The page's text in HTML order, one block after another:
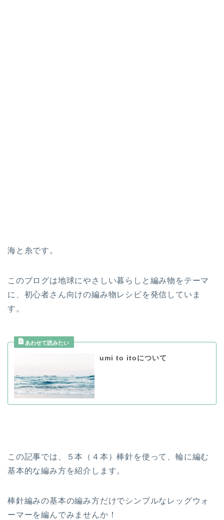
海と糸です。
このブログは地球にやさしい暮らしと編み物をテーマ
に、初心者さん向けの編み物レシピを発信していま
す。
umi to itoについて
この記事では、５本（４本）棒針を使って、輪に編む
基本的な編み方を紹介します。
棒針編みの基本の編み方だけでシンプルなレッグウォ
ーマーを編んでみませんか！